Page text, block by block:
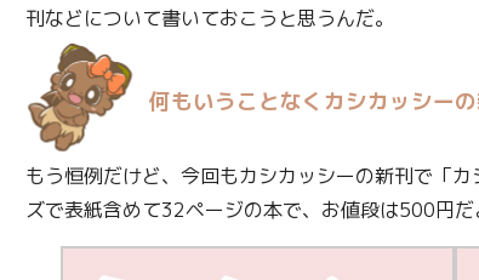
刊などについて書いておこうと思うんだ。
何もいうことなくカシカッシー
もう恒例だけど、今回もカシカッシーの新刊で「
ズで表紙含めて32ページの本で、お値段は500円だ